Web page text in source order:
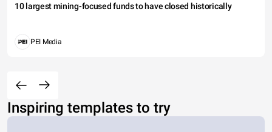
10 largest mining-focused funds to have closed historically
PEI Media
Inspiring templates to try